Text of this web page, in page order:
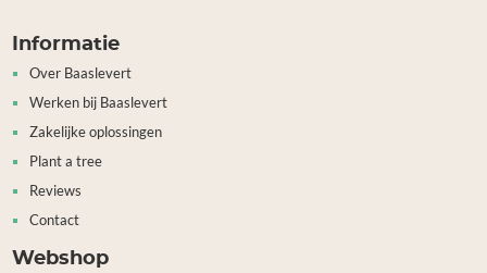
Informatie
Over Baaslevert
Werken bij Baaslevert
Zakelijke oplossingen
Plant a tree
Reviews
Contact
Webshop